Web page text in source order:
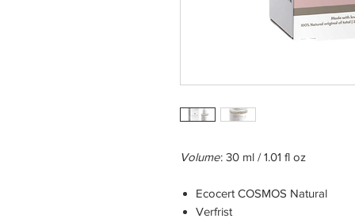
Volume: 30 ml / 1.01 fl oz
Ecocert COSMOS Natural
Verfrist